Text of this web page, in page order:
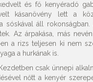
és fő kenyéradó
kásanövény lett a
áll
Az árpakása, más
a rizs teljesen ki nem
a hurkának is.
csak ünnepi
nőtt a kenyér szerepe